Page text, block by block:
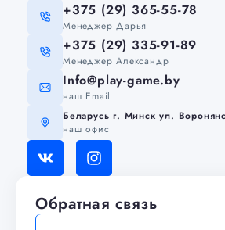
+375 (29) 365-55-78
Менеджер Дарья
+375 (29) 335-91-89
Менеджер Александр
Info@play-game.by
наш Email
Беларусь г. Минск ул.
наш офис
Обратная связь